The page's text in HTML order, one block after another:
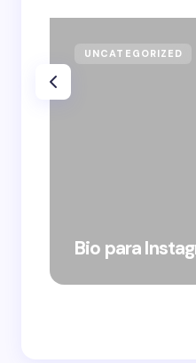
UNCATEGORIZED
Bio para